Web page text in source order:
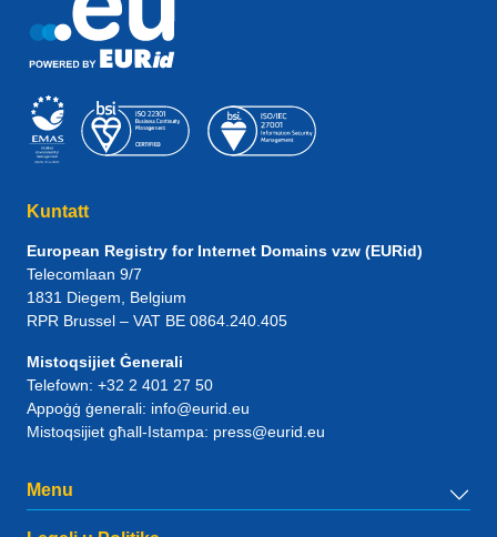
Kuntatt
European Registry for Internet Domains vzw (EURid)
Telecomlaan 9/7
1831 Diegem , Belgium
RPR Brussel – VAT BE 0864.240.405
Mistoqsijiet Ġenerali
Telefown: +32 2 401 27 50
Appoġġ ġenerali: info@eurid.eu
Mistoqsijiet għall-Istampa: press@eurid.eu
Menu